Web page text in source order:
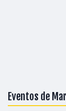
Eventos de